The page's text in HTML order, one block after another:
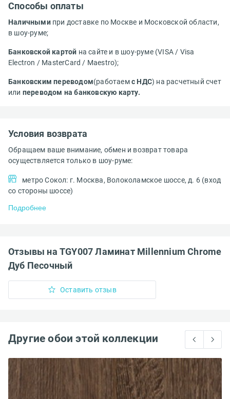
Способы оплаты
Наличнымипри доставке по Москве и Московской области,
в шоу-руме;
Банковской картой на сайте и в шоу-руме (VISA / Visa
Electron / MasterCard / Maestro);
Банковским переводом(работаемс НДС) на расчетный счет
или переводом на банковскую карту.
Условия возврата
Обращаем ваше внимание, обмен и возврат товара
осуществляется только в шоу-руме:
метро Сокол: г. Москва, Волоколамское шоссе, д. 6 (вход
со стороны шоссе)
Подробнее
Отзывы на TGY007 Ламинат Millennium Chrome
Дуб Песочный
Оставить отзыв
Другие обои этой коллекции